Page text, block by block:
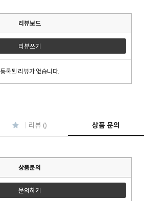
리뷰보드
리뷰쓰기
등록된 리뷰가 없습니다.
리뷰 () 상품 문의
상품문의
문의하기